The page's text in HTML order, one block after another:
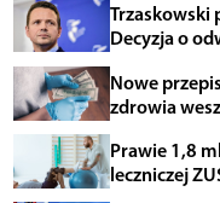
Trzaskowski
Decyzja o
Nowe
zdrowia
Prawie 1,8
leczniczej